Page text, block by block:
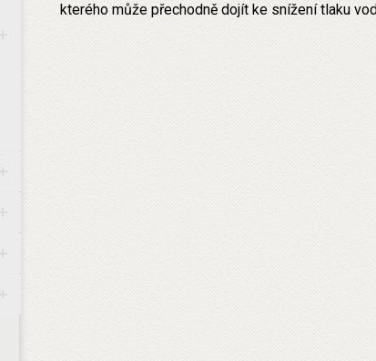
kterého může přechodně dojít ke snížení tlaku